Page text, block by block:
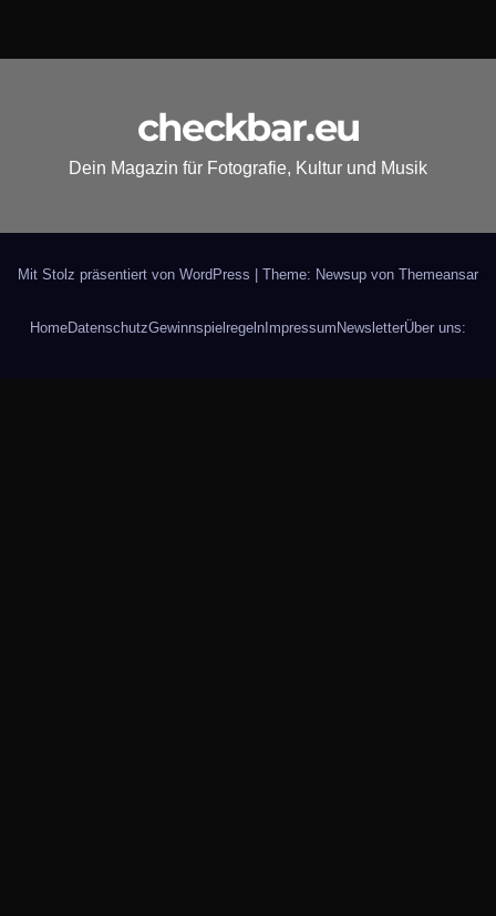
checkbar.eu
Dein Magazin für Fotografie, Kultur und Musik
Mit Stolz präsentiert von WordPress Theme: Newsup von Themeansar
HomeDatenschutzGewinnspielregeln Impressum NewsletterÜber uns: